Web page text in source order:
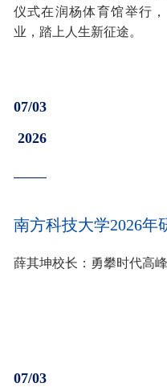
仪式在润杨体育馆举行
业，踏上人生新征途。
07/03
2026
薛其坤校长：勇攀时代高
07/03